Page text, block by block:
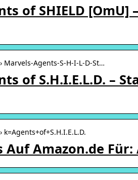
of SHIELD [OmU]
Marvels-Agents-S-H-I-L-D-St…
of S.H.I.E.L.D. –
Amazon.de Für: